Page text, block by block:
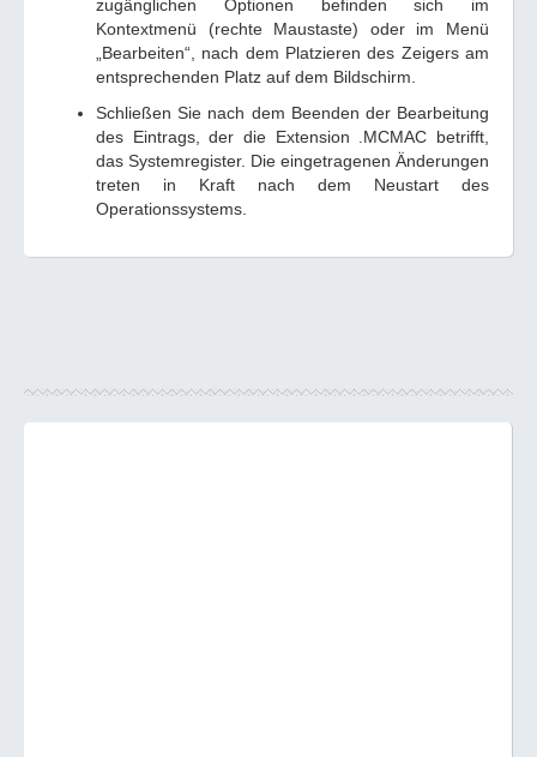
zugänglichen Optionen befinden sich im
Kontextmenü (rechte Maustaste) oder im Menü
„Bearbeiten“, nach dem Platzieren des Zeigers am
entsprechenden Platz auf dem Bildschirm.
Schließen Sie nach dem Beenden der Bearbeitung
des Eintrags, der die Extension .MCMAC betrifft,
das Systemregister. Die eingetragenen Änderungen
treten in Kraft nach dem Neustart des
Operationssystems.